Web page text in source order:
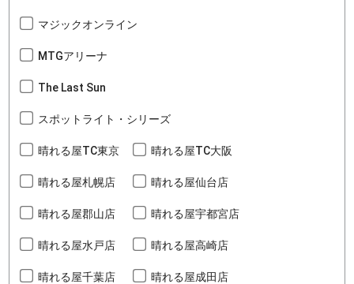
マジックオンライン
MTGアリーナ
The Last Sun
スポットライト・シリーズ
晴れる屋TC東京 晴れる屋TC大阪
晴れる屋札幌店 晴れる屋仙台店
晴れる屋郡山店 晴れる屋宇都宮店
晴れる屋水戸店 晴れる屋高崎店
晴れる屋千葉店 晴れる屋成田店